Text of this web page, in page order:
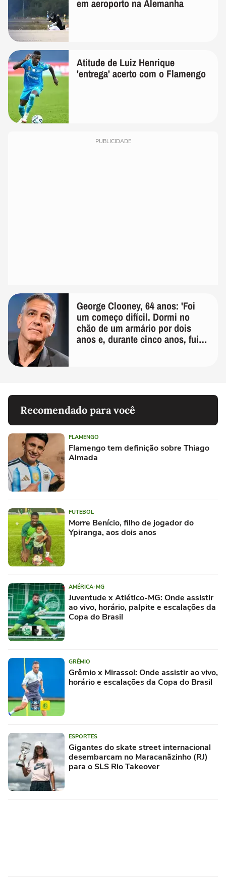
em aeroporto na Alemanha
Atitude de Luiz Henrique
'entrega' acerto com o Flamengo
PUBLICIDADE
George Clooney, 64 anos: 'Foi
um começo difícil. Dormi no
chão de um armário por dois
anos e, durante cinco anos, fui
Recomendado para você
FLAMENGO
Flamengo tem definição sobre Thiago
Almada
FUTEBOL
Morre Benício, filho de jogador do
Ypiranga, aos dois anos
AMÉRICA-MG
Juventude x Atlético-MG: Onde assistir
ao vivo, horário, palpite e escalações da
Copa do Brasil
GRÊMIO
Grêmio x Mirassol: Onde assistir ao vivo,
horário e escalações da Copa do Brasil
ESPORTES
Gigantes do skate street internacional
desembarcam no Maracanãzinho (RJ)
para o SLS Rio Takeover